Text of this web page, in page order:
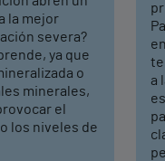
la mejor
severa?
ya que
o
minerales,
el
los niveles de
a